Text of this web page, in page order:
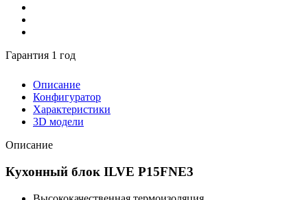
Гарантия 1 год
Описание
Конфигуратор
Характеристики
3D модели
Описание
Кухонный блок ILVE P15FNE3